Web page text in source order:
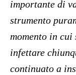
importante di
strumento
momento in
infettare
continuato a